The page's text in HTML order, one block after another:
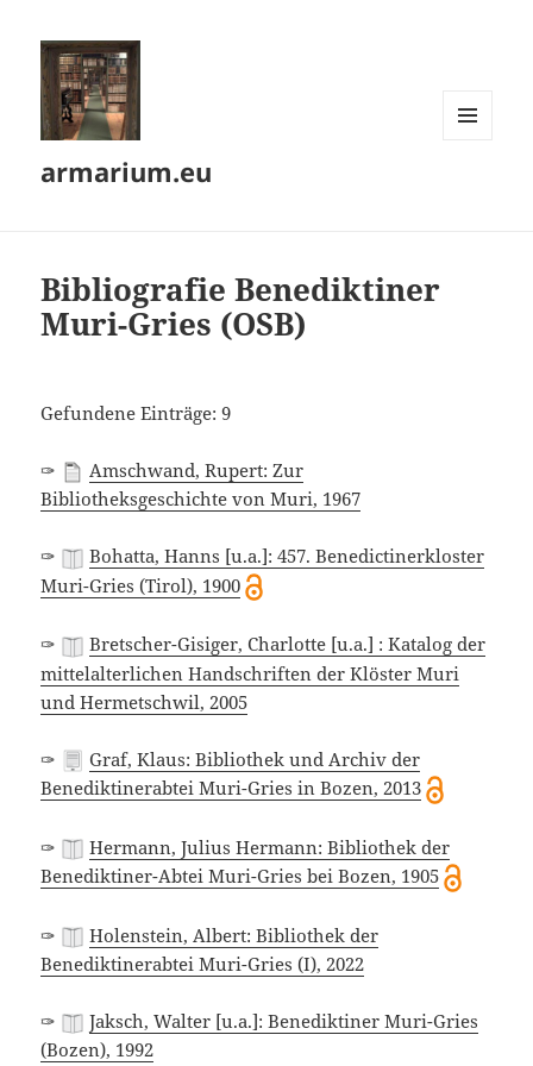
armarium.eu
Bibliografie Benediktiner
Muri-Gries (OSB)
Gefundene Einträge: 9
✑
Amschwand, Rupert: Zur
Bibliotheksgeschichte von Muri, 1967
✑
Bohatta, Hanns [u.a.]: 457. Benedictinerkloster
Muri-Gries (Tirol), 1900
✑
Bretscher-Gisiger, Charlotte [u.a.] : Katalog der
mittelalterlichen Handschriften der Klöster Muri
und Hermetschwil, 2005
✑
Graf, Klaus: Bibliothek und Archiv der
Benediktinerabtei Muri-Gries in Bozen, 2013
✑
Hermann, Julius Hermann: Bibliothek der
Benediktiner-Abtei Muri-Gries bei Bozen, 1905
✑
Holenstein, Albert: Bibliothek der
Benediktinerabtei Muri-Gries (I), 2022
✑
Jaksch, Walter [u.a.]: Benediktiner Muri-Gries
(Bozen), 1992